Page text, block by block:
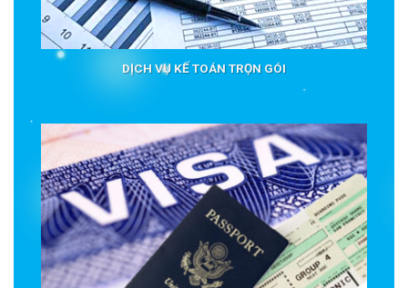
DỊCH VỤ KẾ TOÁN TRỌN GÓI